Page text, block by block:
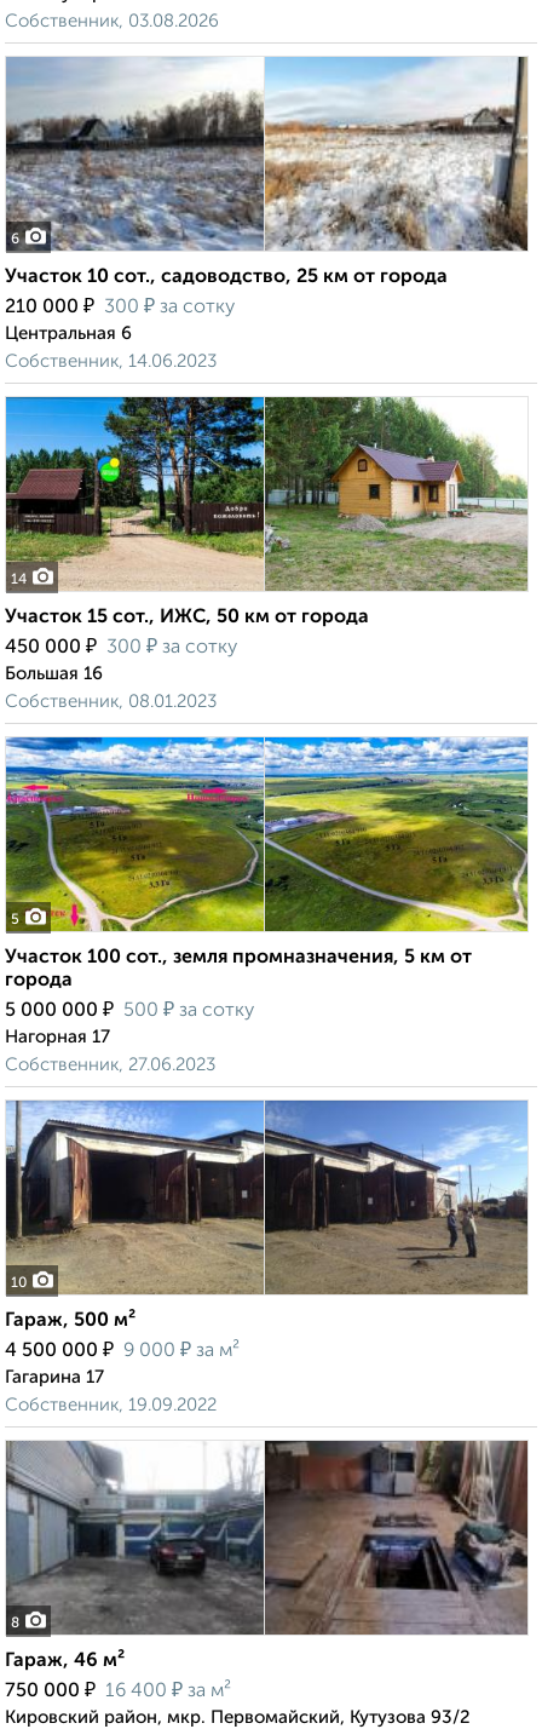
Собственник, 03.08.2026
6
Участок 10 сот., садоводство, 25 км от города
210 000 ₽ 300 ₽ за сотку
Центральная 6
Собственник, 14.06.2023
14
Участок 15 сот., ИЖС, 50 км от города
450 000 ₽ 300 ₽ за сотку
Большая 16
Собственник, 08.01.2023
5
Участок 100 сот., земля промназначения, 5 км от
города
5 000 000 ₽ 500 ₽ за сотку
Нагорная 17
Собственник, 27.06.2023
10
Гараж, 500 м²
4 500 000 ₽ 9 000 ₽ за м²
Гагарина 17
Собственник, 19.09.2022
8
Гараж, 46 м²
750 000 ₽ 16 400 ₽ за м²
Кировский район, мкр. Первомайский, Кутузова 93/2